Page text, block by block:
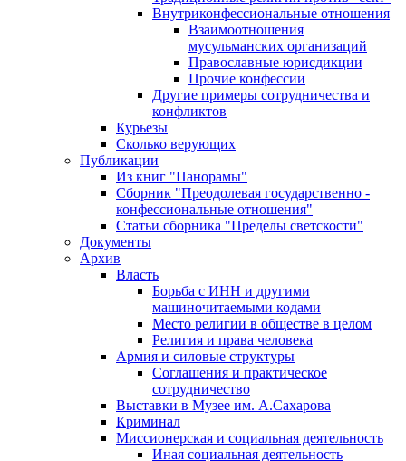
Внутриконфессиональные отношения
Взаимоотношения
мусульманских организаций
Православные юрисдикции
Прочие конфессии
Другие примеры сотрудничества и
конфликтов
Курьезы
Сколько верующих
Публикации
Из книг "Панорамы"
Сборник "Преодолевая государственно -
конфессиональные отношения"
Статьи сборника "Пределы светскости"
Документы
Архив
Власть
Борьба с ИНН и другими
машиночитаемыми кодами
Место религии в обществе в целом
Религия и права человека
Армия и силовые структуры
Соглашения и практическое
сотрудничество
Выставки в Музее им. А.Сахарова
Криминал
Миссионерская и социальная деятельность
Иная социальная деятельность